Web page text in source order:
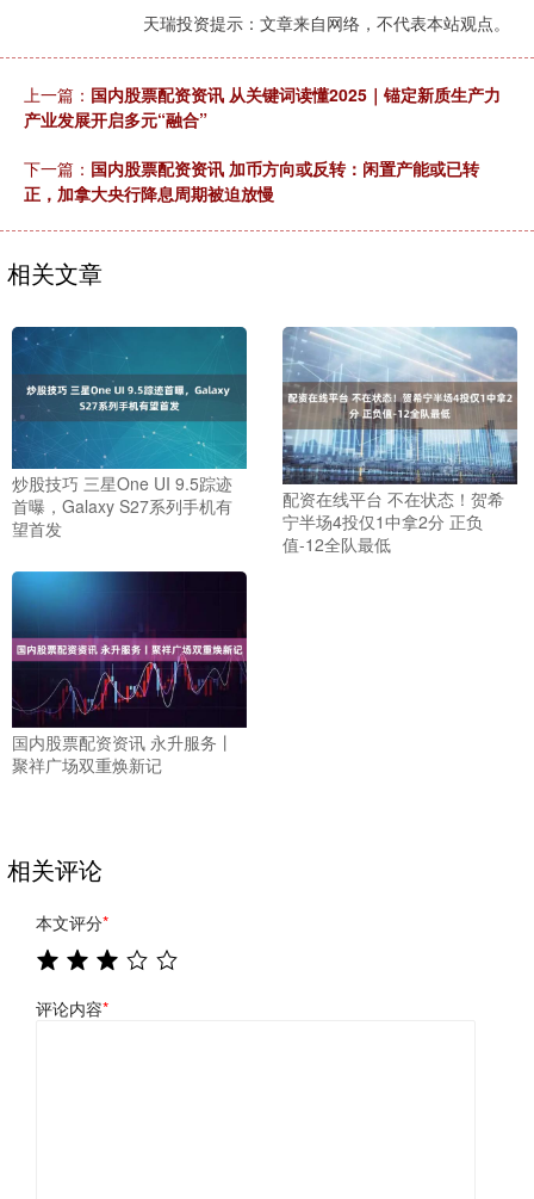
天瑞投资提示：文章来自网络，不代表本站观点。
上一篇： 国内股票配资资讯 从关键词读懂2025｜锚定新质生产力
产业发展开启多元“融合”
下一篇： 国内股票配资资讯 加币方向或反转：闲置产能或已转
正，加拿大央行降息周期被迫放慢
相关文章
炒股技巧 三星One UI 9.5踪迹
首曝，Galaxy S27系列手机有
望首发
配资在线平台 不在状态！贺希
宁半场4投仅1中拿2分 正负
值-12全队最低
国内股票配资资讯 永升服务丨
聚祥广场双重焕新记
相关评论
本文评分*
评论内容*